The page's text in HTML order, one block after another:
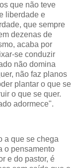
que não teve
liberdade e
que sempre
dezenas de
acaba por
se conduzir
não domina
não faz planos
plantar o que se
o que se quer.
adormece".
a que se chega
o pensamento
e do pastor, é